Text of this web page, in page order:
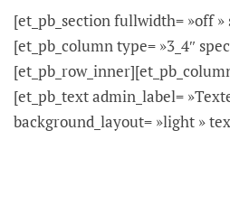
[et_pb_section fullwidth= »off »
[et_pb_column type= »3_4″
[et_pb_text admin_label=
background_layout= »light »